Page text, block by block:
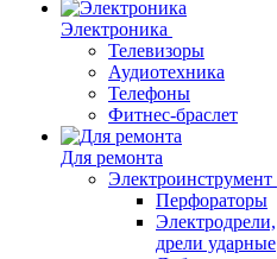
Электроника
Телевизоры
Аудиотехника
Телефоны
Фитнес-браслет
Для ремонта
Электроинструмент
Перфораторы
Электродрели,
дрели ударные